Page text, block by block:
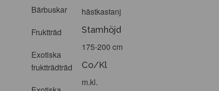
Bärbuskar
Fruktträd
Exotiska
fruktträdträd
hästkastanj
Stamhöjd
175-200 cm
Co/Kl
m.kl.